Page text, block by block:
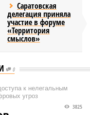
Саратовская
делегация приняла
участие в форуме
«Территория
смыслов»
0
к нелегальным
угроз
3825